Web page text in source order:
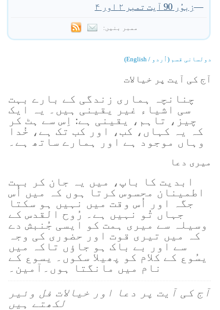
—زبوُر 90 آیت تمبر ۲ اور ۴
ممبر بنیں:
دولسانی قسم (اُردو / English)
آج کی آیت پر خیالات
چنانچہ ہماری زندگی کے بارے بہت
سی اشیاء غیر یقینی ہیں۔ یہ ایک
چیز، تاہم، یقینی ہے: اِس سے ہٹ کر
کہ یہ کہاں، کب، اور کب تک ہے، خُدا
وہاں موجود ہے اور ہمارے ساتھ ہے۔
میری دعا
ابدیت کا باپ، میں یہ جان کر بہت
اطمینان محسوس کرتا ہوں کہ میں اُس
جگہ اور اُس وقت میں نہیں ہو سکتا
جہاں تُو نہیں ہے۔ رُوح القدس کے
وسیلہ سے میری ہمت کو ایسی جُنبش دے
کہ میں تیری قوت اور حضوری کی وجہ
سے اور بے باک ہو جاؤں تاکہ میں
یسُوع کے کلام کو پھیلا سکوں۔ یسوع کے
نام میں مانگتا ہوں۔آمین۔
آج کی آیت پر دعا اور خیالات فل وئیر
لکھتے ہیں